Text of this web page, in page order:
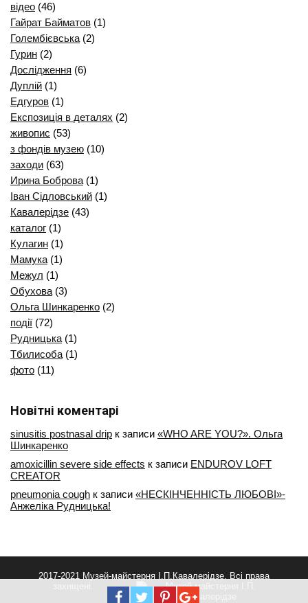
відео (46)
Гайрат Байматов (1)
Голембієвська (2)
Гурин (2)
Дослідження (6)
Дуплій (1)
Едгуров (1)
Експозиція в деталях (2)
живопис (53)
з фондів музею (10)
заходи (63)
Ирина Боброва (1)
Іван Сідловський (1)
Кавалерідзе (43)
каталог (1)
Кулагин (1)
Мамука (1)
Межул (1)
Обухова (3)
Ольга Шинкаренко (2)
події (72)
Рудницька (1)
Тбилисоба (1)
фото (11)
Новітні коментарі
sinusitis postnasal drip к записи «WHO ARE YOU?». Ольга
Шинкаренко
amoxicillin severe side effects к записи ENDUROV LOFT
CREATOR
pneumonia cough к записи «НЕСКІНЧЕННІСТЬ ЛЮБОВІ»-
Анжеліка Рудницька!
2017-2021 Музей-майстерня І.П.Кавалерідзе. Всі права